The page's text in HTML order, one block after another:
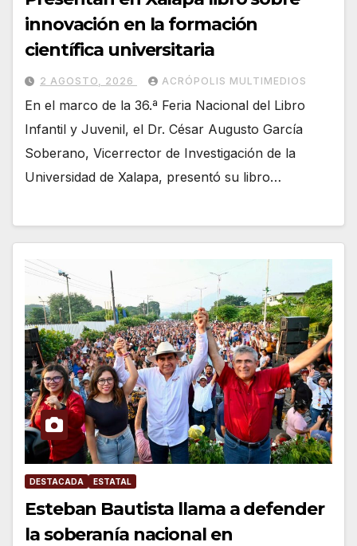
innovación en la formación
científica universitaria
2 AGOSTO, 2026 ACRÓPOLIS MULTIMEDIOS
En el marco de la 36.ª Feria Nacional del Libro
Infantil y Juvenil, el Dr. César Augusto García
Soberano, Vicerrector de Investigación de la
Universidad de Xalapa, presentó su libro…
DESTACADA ESTATAL
Esteban Bautista llama a defender
la soberanía nacional en